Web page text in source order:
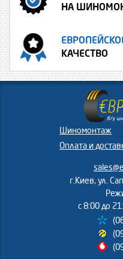
НА
КАЧЕСТВО
Шиномонтаж
Оплата и
г.Киев, ул.
с 8:00 до